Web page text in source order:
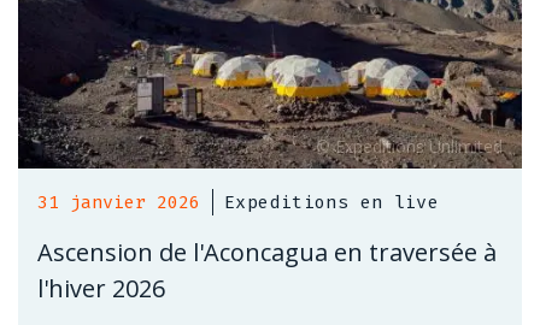
31 janvier 2026 Expeditions en live
Ascension de l'Aconcagua en traversée à
l'hiver 2026